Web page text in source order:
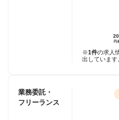
円
※1件の求人
出しています
業務委託・
フリーランス